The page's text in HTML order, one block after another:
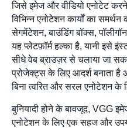
जिसे इमेज और वीडियो एनोटेट
विभिन्न एनोटेशन कार्यों का
सेगमेंटेशन, बाउंडिंग बॉक्स,
यह प्लेटफ़ॉर्म हल्का है, यानी इसे
सीधे वेब ब्राउज़र से चलाया जा
प्रोजेक्ट्स के लिए आदर्श बनाता
बिना त्वरित और सरल एनोटेशन के
बुनियादी होने के बावजूद, VGG
एनोटेशन के लिए एक सहज और